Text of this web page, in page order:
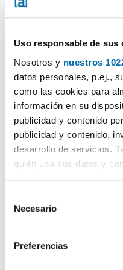
Uso responsable de sus
Nosotros y nuestros
datos personales, p.ej.,
como las cookies para
información en su
publicidad y contenido
publicidad y contenido,
desarrollo de servicios.
quién usa sus datos y
el Menú de
Recopilar
Necesario
Preferencias
740€
87m 3 Zi.
Calle Única Esposa 16, Aisa